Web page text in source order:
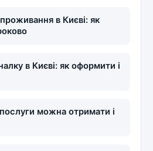
в Києві: як
в Києві: як оформити і
можна отримати і